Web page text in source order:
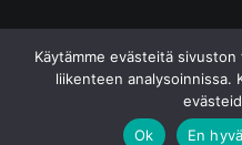
Käytämme evästeitä
liikenteen analysoinnissa.
Ok
En